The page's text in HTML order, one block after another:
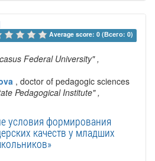
Average score: 0 (Всего: 0)
Federal University" ,
, doctor of pedagogic sciences
Pedagogical Institute" ,
условия формирования
качеств у младших